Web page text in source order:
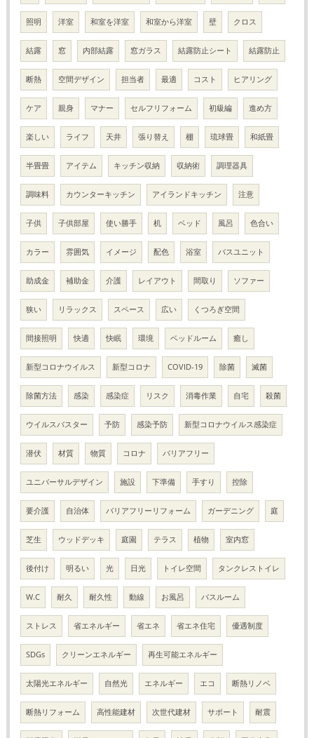
照明 洋室 和室を洋室 和室から洋室 壁 クロス
結露 窓 内部結露 窓ガラス 結露防止シート 結露防止
断熱 空間デザイン 担当者 最適 コスト ヒアリング
ケア 親身 マナー セルフリフォーム 初級編 進め方
楽しい ライフ 天井 張り替え 棚 琉球畳 和紙畳
半畳畳 アイテム キッチン収納 収納術 調理器具
調味料 カウンターキッチン アイランドキッチン 注意
子供 子供部屋 使い勝手 机 ベッド 風呂 色合い
カラー 雰囲気 イメージ 配色 浴室 バスユニット
助成金 補助金 介護 レイアウト 間取り ソファー
狭い リラックス スペース 広い くつろぎ空間
間接照明 快適 快眠 環境 ベッドルーム 癒し
新型コロナウイルス 新型コロナ COVID-19 除菌 滅菌
除菌方法 感染 感染症 リスク 消毒作業 自宅 殺菌
ウイルスバスター 予防 感染予防 新型コロナウイルス感染症
潜伏 材質 物質 コロナ バリアフリー
ユニバーサルデザイン 施設 下準備 手すり 控除
要介護 自治体 バリアフリーリフォーム ガーデニング 庭
芝生 ウッドデッキ 庭園 テラス 植物 室内窓
後付け 明るい 光 日光 トイレ空間 タンクレストイレ
W.C 耐久 耐久性 動線 お風呂 バスルーム
ストレス 省エネルギー 省エネ 省エネ住宅 優遇制度
SDGs クリーンエネルギー 再生可能エネルギー
太陽光エネルギー 自然光 エネルギー エコ 断熱リノベ
断熱リフォーム 高性能建材 次世代建材 サポート 耐震